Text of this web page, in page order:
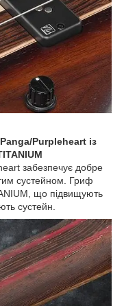
Purpleheart із
забезпечує добре
сустейном. Гриф
що підвищують
сустейн.